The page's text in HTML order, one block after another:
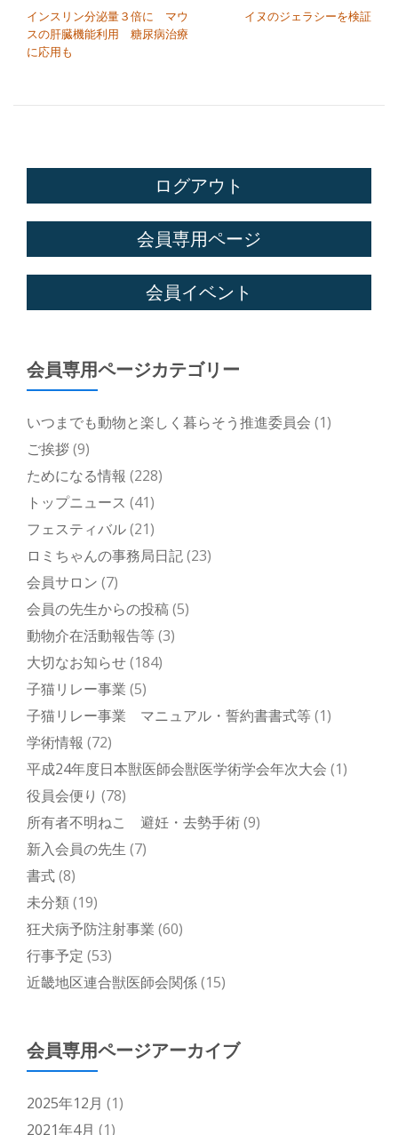
インスリン分泌量３倍に マウ
スの肝臓機能利用 糖尿病治療
に応用も
イヌのジェラシーを検証
ログアウト
会員専用ページ
会員イベント
会員専用ページカテゴリー
いつまでも動物と楽しく暮らそう推進委員会 (1)
ご挨拶(9)
ためになる情報 (228)
トップニュース (41)
フェスティバル(21)
ロミちゃんの事務局日記(23)
会員サロン (7)
会員の先生からの投稿(5)
動物介在活動報告等(3)
大切なお知らせ(184)
子猫リレー事業 (5)
子猫リレー事業 マニュアル・誓約書書式等(1)
学術情報 (72)
平成24年度日本獣医師会獣医学術学会年次大会 (1)
役員会便り (78)
所有者不明ねこ 避妊・去勢手術(9)
新入会員の先生 (7)
書式(8)
未分類(19)
狂犬病予防注射事業 (60)
行事予定 (53)
近畿地区連合獣医師会関係(15)
会員専用ページアーカイブ
2025年12月 (1)
2021年4月 (1)